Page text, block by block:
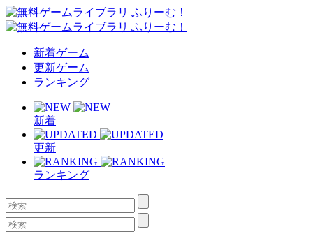
新着ゲーム
更新ゲーム
ランキング
新着
更新
ランキング